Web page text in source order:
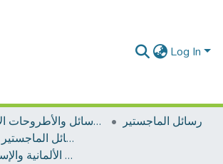
Log In
الرسائل والأطروحات الأكاديمية
رسائل الماجستير
رسائل الماجستير اللغات الأجنبية
اللغة الألمانية والإسبانية والإيطالية